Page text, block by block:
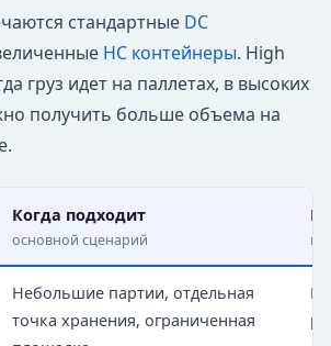
стандартные DC
HC контейнеры. High
груз идет на паллетах, в высоких
получить больше объема на
Когда подходит
основной сценарий
Небольшие партии, отдельная
точка хранения, ограниченная